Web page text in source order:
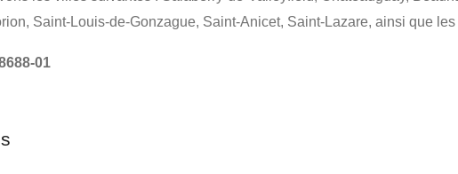
Saint-Louis-de-Gonzague, Saint-Anicet, Saint-Lazare, ainsi que les
01